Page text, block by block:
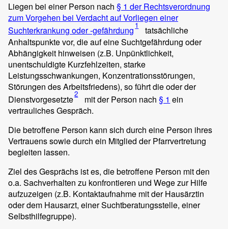
Liegen bei einer Person nach § 1 der Rechtsverordnung
zum Vorgehen bei Verdacht auf Vorliegen einer
Suchterkrankung oder -gefährdung1
tatsächliche
Anhaltspunkte vor, die auf eine Suchtgefährdung oder
Abhängigkeit hinweisen (z.B. Unpünktlichkeit,
unentschuldigte Kurzfehlzeiten, starke
Leistungsschwankungen, Konzentrationsstörungen,
Störungen des Arbeitsfriedens), so führt die oder der
Dienstvorgesetzte2 mit der Person nach§ 1 ein
vertrauliches Gespräch.
Die betroffene Person kann sich durch eine Person ihres
Vertrauens sowie durch ein Mitglied der Pfarrvertretung
begleiten lassen.
Ziel des Gesprächs ist es, die betroffene Person mit den
o.a. Sachverhalten zu konfrontieren und Wege zur Hilfe
aufzuzeigen (z.B. Kontaktaufnahme mit der Hausärztin
oder dem Hausarzt, einer Suchtberatungsstelle, einer
Selbsthilfegruppe).